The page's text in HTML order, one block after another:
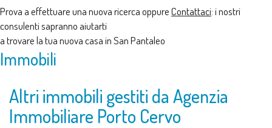
Prova a effettuare una nuova ricerca oppureContattaci: i nostri
consulenti sapranno aiutarti
a trovare la tua nuova casa in San Pantaleo
Immobili
Altri immobili gestiti da Agenzia
Immobiliare Porto Cervo